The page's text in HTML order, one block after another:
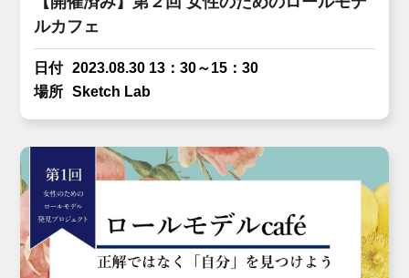
ルカフェ
日付 2023.08.30 13：30～15：30
場所
Sketch Lab